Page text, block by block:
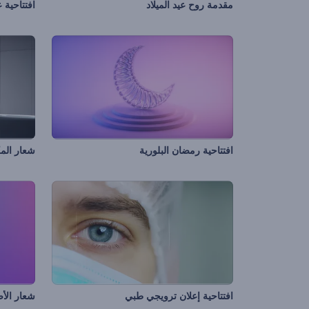
مقدمة روح عيد الميلاد
افتتاحية رمضان البلورية شعار
افتتاحية إعلان ترويجي طبي شعار